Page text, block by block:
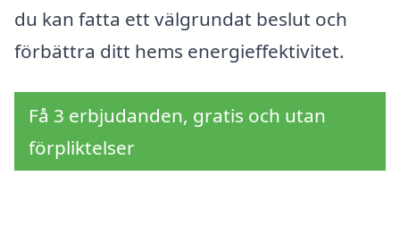
du kan fatta ett välgrundat beslut och
förbättra ditt hems energieffektivitet.
Få 3 erbjudanden, gratis och utan
förpliktelser